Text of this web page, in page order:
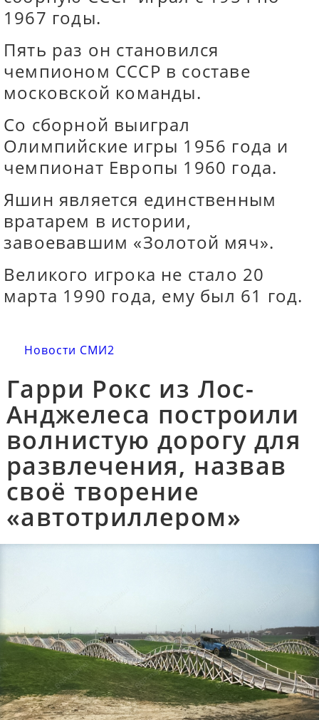
1967 годы.
Пять раз он становился
чемпионом СССР в составе
московской команды.
Со сборной выиграл
Олимпийские игры 1956 года и
чемпионат Европы 1960 года.
Яшин является единственным
вратарем в истории,
завоевавшим «Золотой мяч».
Великого игрока не стало 20
марта 1990 года, ему был 61 год.
Новости СМИ2
Гарри Рокс из Лос-
Анджелеса построили
волнистую дорогу для
развлечения, назвав
своё творение
«автотриллером»